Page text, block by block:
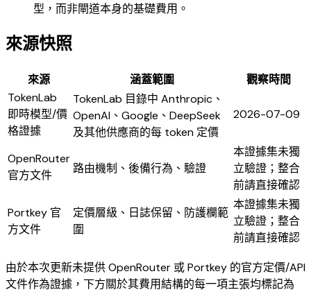
型，而非閘道本身的基礎費用。
來源快照
來源 涵蓋範圍
觀察時間
TokenLab
即時模型/價
格證據
TokenLab 目錄中 Anthropic、
OpenAI、Google、DeepSeek
及其他供應商的每 token 定價
2026-07-09
OpenRouter
官方文件
路由機制、後備行為、驗證
本證據集未獨
立驗證；整合
前請直接確認
Portkey 官
方文件
定價層級、日誌保留、防護欄範
圍
本證據集未獨
立驗證；整合
前請直接確認
由於本次更新未提供 OpenRouter 或 Portkey 的官方定價/API
文件作為證據，下方關於其費用結構的每一項主張均標記為